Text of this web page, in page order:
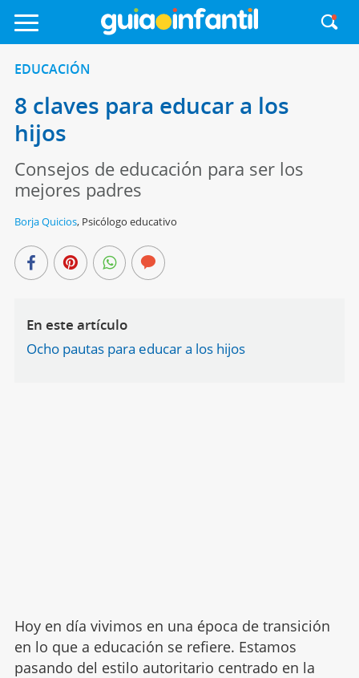
EDUCACIÓN
8 claves para educar a los
hijos
Consejos de educación para ser los
mejores padres
Borja Quicios, Psicólogo educativo
En este artículo
Ocho pautas para educar a los hijos
Hoy en día vivimos en una época de transición
en lo que a educación se refiere. Estamos
pasando del estilo autoritario centrado en la